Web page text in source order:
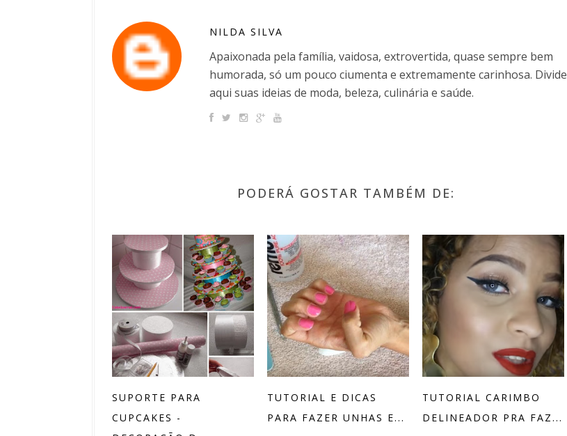
NILDA SILVA
Apaixonada pela família, vaidosa, extrovertida, quase sempre bem
humorada, só um pouco ciumenta e extremamente carinhosa. Divide
aqui suas ideias de moda, beleza, culinária e saúde.
PODERÁ GOSTAR TAMBÉM DE:
SUPORTE PARA
CUPCAKES -
TUTORIAL E DICAS
PARA FAZER UNHAS E...
TUTORIAL CARIMBO
DELINEADOR PRA FAZ...